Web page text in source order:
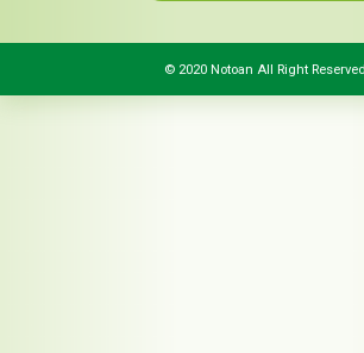
© 2020 Notoan All Right